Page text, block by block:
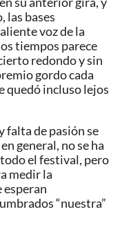
las bases
voz de la
tiempos parece
redondo y sin
gordo cada
quedó incluso lejos
falta de pasión se
general, no se ha
el festival, pero
medir la
esperan
“nuestra”